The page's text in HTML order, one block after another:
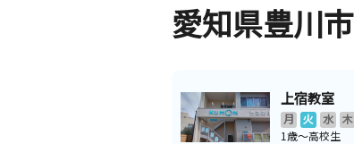
愛知県豊川
上宿教室
月 火 水 木
1歳～高校生